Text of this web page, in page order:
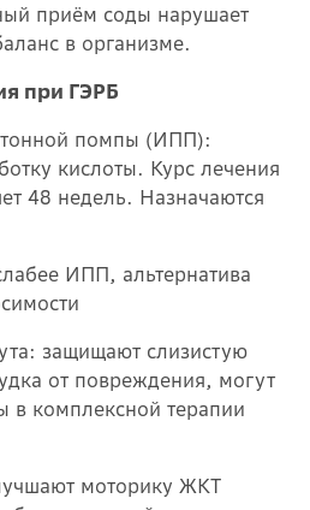
приём соды нарушает
в организме.
при ГЭРБ
помпы (ИПП):
кислоты. Курс лечения
48 недель. Назначаются
ИПП, альтернатива
защищают слизистую
от повреждения, могут
в комплексной терапии
моторику ЖКТ